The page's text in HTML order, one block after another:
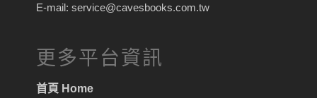
E-mail: service@cavesbooks.com.tw
更多平台資訊
首頁 Home